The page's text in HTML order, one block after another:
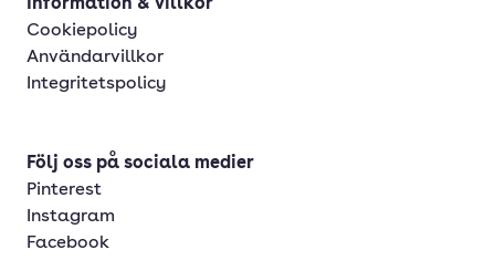
Information & villkor
Cookiepolicy
Användarvillkor
Integritetspolicy
Följ oss på sociala medier
Pinterest
Instagram
Facebook